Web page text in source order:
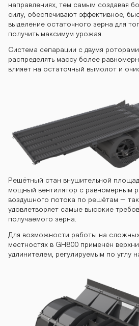
направлениях, тем самым создавая
силу, обеспечивают эффективное,
выделение остаточного зерна для
получить максимум урожая.
Система сепарации с двумя
распределять массу более
влияет на остаточный вымолот и
Решётный стан внушительной
мощный вентилятор с равномерным
воздушного потока по решётам –
удовлетворяет самые высокие
получаемого зерна.
Для возможности работы на
местностях в GH800 применён
удлинителем, регулируемым по углу